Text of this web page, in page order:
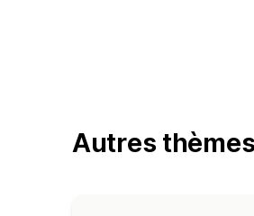
Autres